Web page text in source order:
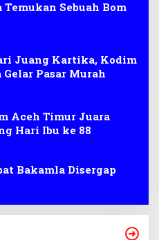
Temukan Sebuah Bom
Juang Kartika, Kodim
Gelar Pasar Murah
Aceh Timur Juara
Hari Ibu ke 88
Bakamla Disergap